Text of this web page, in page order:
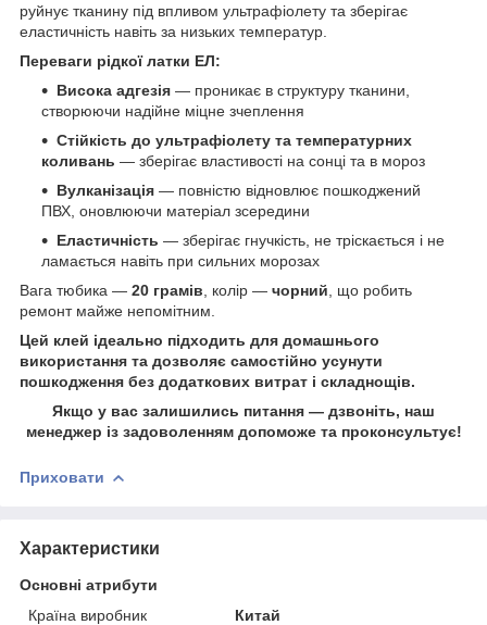
руйнує тканину під впливом ультрафіолету та зберігає
еластичність навіть за низьких температур.
Переваги рідкої латки ЕЛ:
Висока адгезія — проникає в структуру тканини,
створюючи надійне міцне зчеплення
Стійкість до ультрафіолету та температурних
коливань — зберігає властивості на сонці та в мороз
Вулканізація — повністю відновлює пошкоджений
ПВХ, оновлюючи матеріал зсередини
Еластичність — зберігає гнучкість, не тріскається і не
ламається навіть при сильних морозах
Вага тюбика — 20 грамів , колір — чорний , що робить
ремонт майже непомітним.
Цей клей ідеально підходить для домашнього
використання та дозволяє самостійно усунути
пошкодження без додаткових витрат і складнощів.
Якщо у вас залишились питання — дзвоніть, наш
менеджер із задоволенням допоможе та проконсультує!
Приховати
Характеристики
Основні атрибути
Країна виробник
Китай